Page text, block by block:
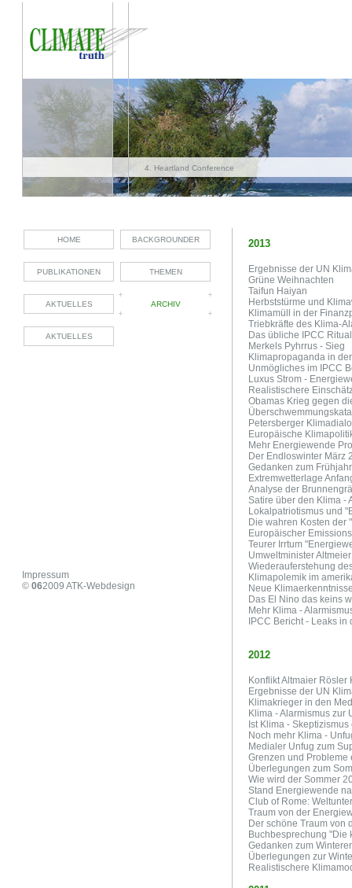
4. Heartland Conference
HOME BACKGROUNDER
PUBLIKATIONEN THEMEN
AKTUELLES ARCHIV
AKTUELLES
Impressum
© 062009 ATK-Webdesign
2013
Ergebnisse der UN
Grüne Weihnachten
Taifun Haiyan
Herbststürme und
Klimamüll in der
Triebkräfte des Klima-
Das übliche IPCC Ritual
Merkels Pyhrrus - Sieg
Klimapropaganda in
Unmögliches im IPCC
Luxus Strom -
Realistischere
Obamas Krieg gegen
Petersberger
Europäische
Mehr Energiewende
Der Endloswinter März
Gedanken zum
Extremwetterlage
Analyse der
Satire über den Klima -
Lokalpatriotismus und
Die wahren Kosten der
Europäischer
Teurer Irrtum
Umweltminister
Wiederauferstehung
Klimapolemik im
Neue
Das El Nino das keins
Mehr Klima -
IPCC Bericht - Leaks
2012
Konflikt Altmaier Rösler
Ergebnisse der UN
Klimakrieger in den
Klima - Alarmismus zur
Ist Klima -
Noch mehr Klima -
Medialer Unfug zum
Grenzen und
Überlegungen zum
Wie wird der Sommer
Stand Energiewende
Club of Rome:
Traum von der
Der schöne Traum von
Buchbesprechung "Die
Gedanken zum
Überlegungen zur
Realistischere